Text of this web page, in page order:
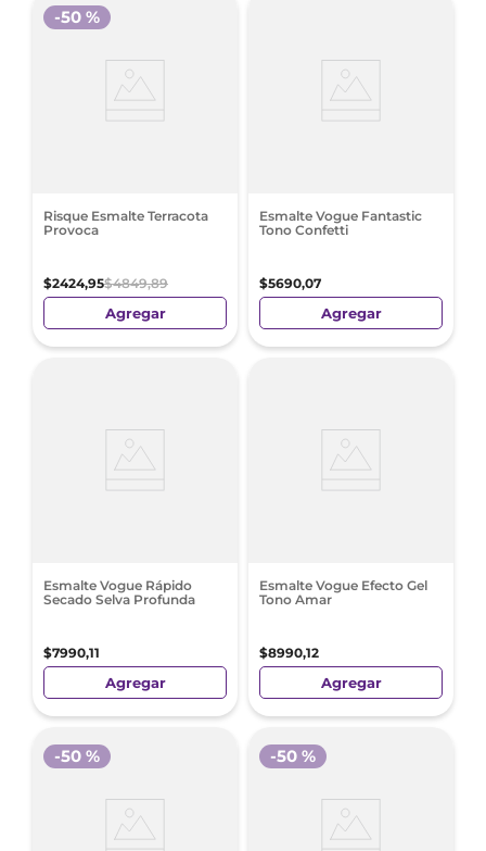
Risque Esmalte Terracota
Provoca
$2424,95$4849,89
-50 %
Agregar
Esmalte Vogue Fantastic
Tono Confetti
$5690,07
Agregar
Esmalte Vogue Rápido
Secado Selva Profunda
$7990,11
Agregar
Esmalte Vogue Efecto Gel
Tono Amar
$8990,12
Agregar
-50 % -50 %